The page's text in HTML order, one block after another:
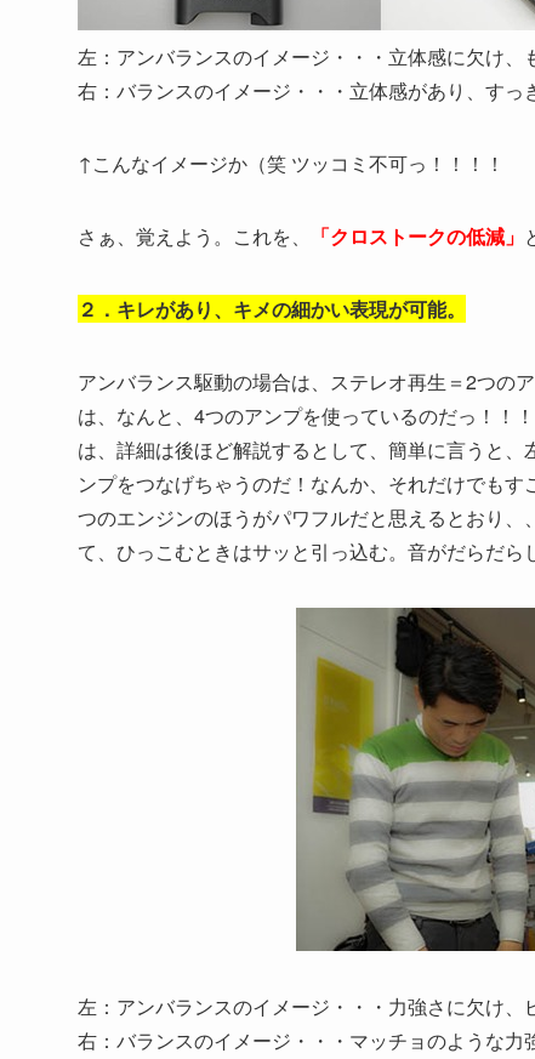
左：アンバランスのイメージ・・・立体感に欠け、
右：バランスのイメージ・・・立体感があり、すっ
↑こんなイメージか（笑 ツッコミ不可っ！！！！
さぁ、覚えよう。これを、 「クロストークの低減」
２．キレがあり、キメの細かい表現が可能。
アンバランス駆動の場合は、ステレオ再生＝2つの
は、なんと、4つのアンプを使っているのだっ！！
は、詳細は後ほど解説するとして、簡単に言うと
ンプをつなげちゃうのだ！なんか、それだけでも
つのエンジンのほうがパワフルだと思えるとおり
て、ひっこむときはサッと引っ込む。音がだらだら
左：アンバランスのイメージ・・・力強さに欠け、
右：バランスのイメージ・・・マッチョのような